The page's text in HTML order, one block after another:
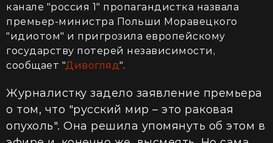
канале "россия 1" пропагандистка назвала
премьер-министра Польши Моравецкого
"идиотом" и пригрозила европейскому
государству потерей независимости,
сообщает "Дивогляд".
Журналистку задело заявление премьера
о том, что "русский мир – это раковая
опухоль". Она решила упомянуть об этом в